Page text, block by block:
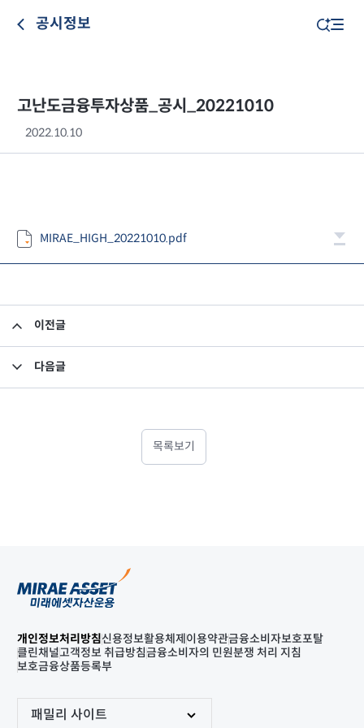
공시정보
고난도금융투자상품_공시_20221010
2022.10.10
MIRAE_HIGH_20221010.pdf
이전글
다음글
목록보기
개인정보처리방침신용정보활용체제 이용약관금융소비자보호포탈
클린채널고객정보 취급방침금융소비자의 민원분쟁 처리 지침
보호금융상품등록부
패밀리 사이트